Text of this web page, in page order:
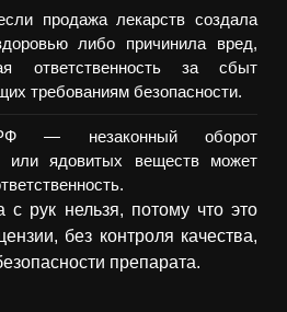
продажа лекарств создала
либо причинила вред,
ответственность за сбыт
требованиям безопасности.
незаконный оборот
или ядовитых веществ может
с рук нельзя, потому что это
без контроля качества,
препарата.